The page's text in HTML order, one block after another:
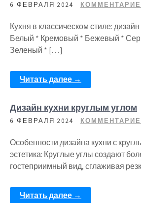
6 ФЕВРАЛЯ 2024
Кухня в классическом стиле:
Белый * Кремовый * Бежевый *
Зеленый * […]
Читать далее →
Дизайн кухни круглым углом
6 ФЕВРАЛЯ 2024
Особенности дизайна кухни с
эстетика: Круглые углы создают
гостеприимный вид, сглаживая
Читать далее →